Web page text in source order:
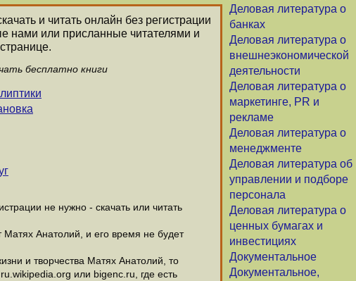
Деловая литература о
банках
Деловая литература о
внешнеэкономической
деятельности
Деловая литература о
маркетинге, PR и
рекламе
Деловая литература о
менеджменте
Деловая литература об
управлении и подборе
персонала
Деловая литература о
ценных бумагах и
инвестициях
Документальное
Документальное,
и читать онлайн без регистрации
нами или присланные читателями и
бесплатно книги
не нужно - скачать или читать
Матях Анатолий, и его время не будет
и творчества Матях Анатолий, то
или bigenc.ru, где есть